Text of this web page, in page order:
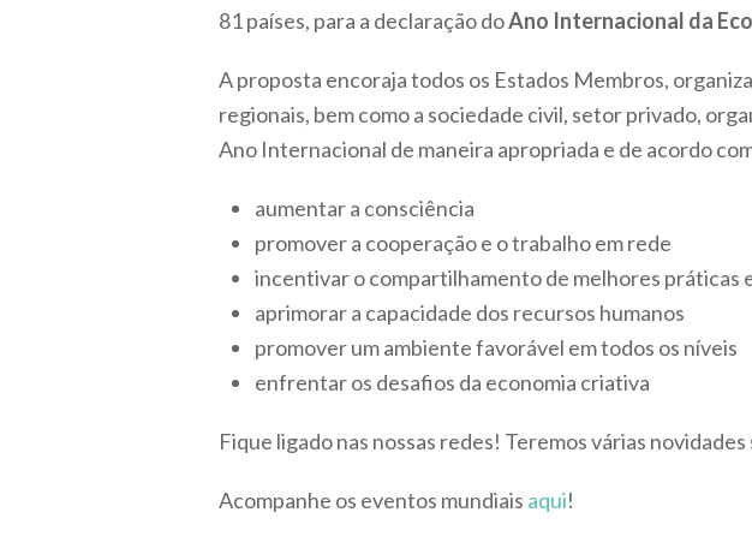
81 países, para a declaração doAno Internacional da
A proposta encoraja todos os Estados Membros,
regionais, bem como a sociedade civil, setor privado,
Ano Internacional de maneira apropriada e de acordo
aumentar a consciência
promover a cooperação e o trabalho em rede
incentivar o compartilhamento de melhores práticas
aprimorar a capacidade dos recursos humanos
promover um ambiente favorável em todos os níveis
enfrentar os desafios da economia criativa
Fique ligado nas nossas redes! Teremos várias
Acompanhe os eventos mundiais aqui!